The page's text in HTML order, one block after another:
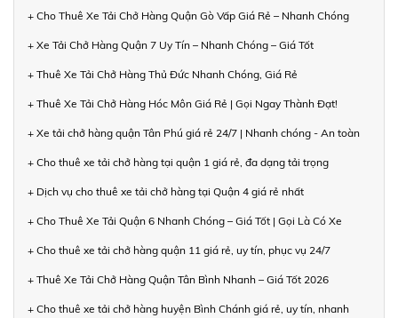
+ Cho Thuê Xe Tải Chở Hàng Quận Gò Vấp Giá Rẻ – Nhanh Chóng
+ Xe Tải Chở Hàng Quận 7 Uy Tín – Nhanh Chóng – Giá Tốt
+ Thuê Xe Tải Chở Hàng Thủ Đức Nhanh Chóng, Giá Rẻ
+ Thuê Xe Tải Chở Hàng Hóc Môn Giá Rẻ | Gọi Ngay Thành Đạt!
+ Xe tải chở hàng quận Tân Phú giá rẻ 24/7 | Nhanh chóng - An toàn
+ Cho thuê xe tải chở hàng tại quận 1 giá rẻ, đa dạng tải trọng
+ Dịch vụ cho thuê xe tải chở hàng tại Quận 4 giá rẻ nhất
+ Cho Thuê Xe Tải Quận 6 Nhanh Chóng – Giá Tốt | Gọi Là Có Xe
+ Cho thuê xe tải chở hàng quận 11 giá rẻ, uy tín, phục vụ 24/7
+ Thuê Xe Tải Chở Hàng Quận Tân Bình Nhanh – Giá Tốt 2026
+ Cho thuê xe tải chở hàng huyện Bình Chánh giá rẻ, uy tín, nhanh